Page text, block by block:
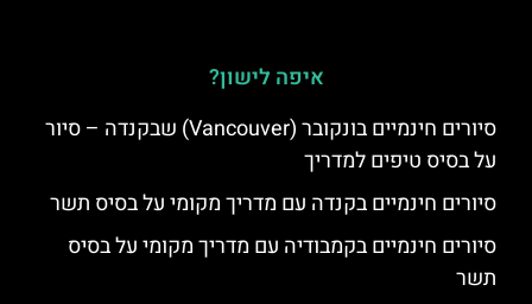
איפה לישון?
סיורים חינמיים בונקובר (Vancouver) שבקנדה – סיור
על בסיס טיפים למדריך
סיורים חינמיים בקנדה עם מדריך מקומי על בסיס תשר
סיורים חינמיים בקמבודיה עם מדריך מקומי על בסיס
תשר